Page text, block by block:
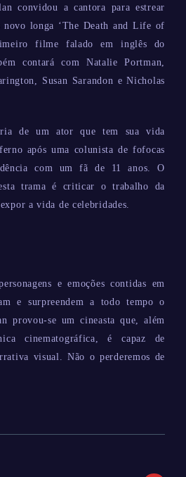
convidou a cantora para estrear
novo longa ‘The Death and Life of
filme falado em inglês do
contará com Natalie Portman,
Susan Sarandon e Nicholas
de um ator que tem sua vida
após uma colunista de fofocas
com um fã de 11 anos. O
trama é criticar o trabalho da
a vida de celebridades.
e emoções contidas em
e surpreendem a todo tempo o
provou-se um cineasta que, além
cinematográfica, é capaz de
visual. Não o perderemos de